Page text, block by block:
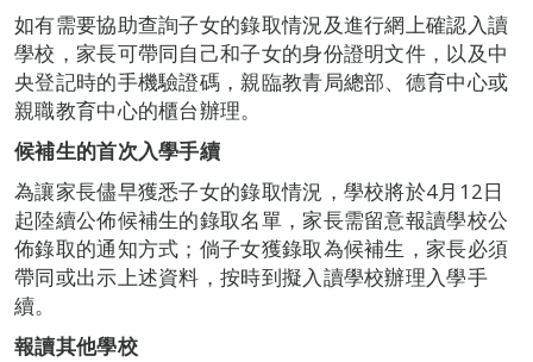
如有需要協助查詢子女的錄取情況及進行網上確認入讀
學校，家長可帶同自己和子女的身份證明文件，以及中
央登記時的手機驗證碼，親臨教青局總部、德育中心或
親職教育中心的櫃台辦理。
候補生的首次入學手續
為讓家長儘早獲悉子女的錄取情況，學校將於4月12日
起陸續公佈候補生的錄取名單，家長需留意報讀學校公
佈錄取的通知方式；倘子女獲錄取為候補生，家長必須
帶同或出示上述資料，按時到擬入讀學校辦理入學手
續。
報讀其他學校